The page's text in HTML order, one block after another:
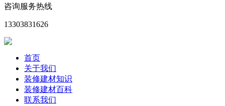
咨询服务热线
13303831626
首页
关于我们
装修建材知识
装修建材百科
联系我们